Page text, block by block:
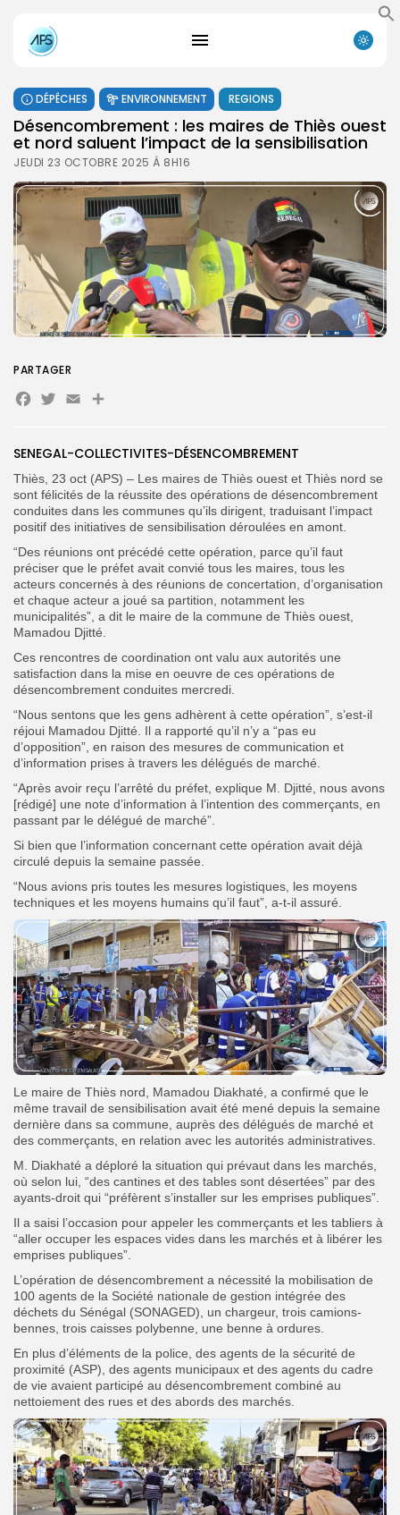
Search
for:
Search
Button
FR
DÉPÊCHES ENVIRONNEMENT REGIONS
Désencombrement : les maires de Thiès ouest
et nord saluent l’impact de la sensibilisation
JEUDI 23 OCTOBRE 2025 À 8H16
SENEGAL-COLLECTIVITES-DÉSENCOMBREMENT
Thiès, 23 oct (APS) – Les maires de Thiès ouest et Thiès nord se
sont félicités de la réussite des opérations de désencombrement
conduites dans les communes qu’ils dirigent, traduisant l’impact
positif des initiatives de sensibilisation déroulées en amont.
“Des réunions ont précédé cette opération, parce qu’il faut
préciser que le préfet avait convié tous les maires, tous les
acteurs concernés à des réunions de concertation, d’organisation
et chaque acteur a joué sa partition, notamment les
municipalités”, a dit le maire de la commune de Thiès ouest,
Mamadou Djitté.
Ces rencontres de coordination ont valu aux autorités une
satisfaction dans la mise en oeuvre de ces opérations de
désencombrement conduites mercredi.
“Nous sentons que les gens adhèrent à cette opération”, s’est-il
réjoui Mamadou Djitté. Il a rapporté qu’il n’y a “pas eu
d’opposition”, en raison des mesures de communication et
d’information prises à travers les délégués de marché.
“Après avoir reçu l’arrêté du préfet, explique M. Djitté, nous avons
[rédigé] une note d’information à l’intention des commerçants, en
passant par le délégué de marché”.
Si bien que l’information concernant cette opération avait déjà
circulé depuis la semaine passée.
“Nous avions pris toutes les mesures logistiques, les moyens
techniques et les moyens humains qu’il faut”, a-t-il assuré.
Le maire de Thiès nord, Mamadou Diakhaté, a confirmé que le
même travail de sensibilisation avait été mené depuis la semaine
dernière dans sa commune, auprès des délégués de marché et
des commerçants, en relation avec les autorités administratives.
M. Diakhaté a déploré la situation qui prévaut dans les marchés,
où selon lui, “des cantines et des tables sont désertées” par des
ayants-droit qui “préfèrent s’installer sur les emprises publiques”.
Il a saisi l’occasion pour appeler les commerçants et les tabliers à
“aller occuper les espaces vides dans les marchés et à libérer les
emprises publiques”.
L’opération de désencombrement a nécessité la mobilisation de
100 agents de la Société nationale de gestion intégrée des
déchets du Sénégal (SONAGED), un chargeur, trois camions-
bennes, trois caisses polybenne, une benne à ordures.
En plus d’éléments de la police, des agents de la sécurité de
proximité (ASP), des agents municipaux et des agents du cadre
de vie avaient participé au désencombrement combiné au
nettoiement des rues et des abords des marchés.
PARTAGER
Facebook
Twitter
EmailPartager